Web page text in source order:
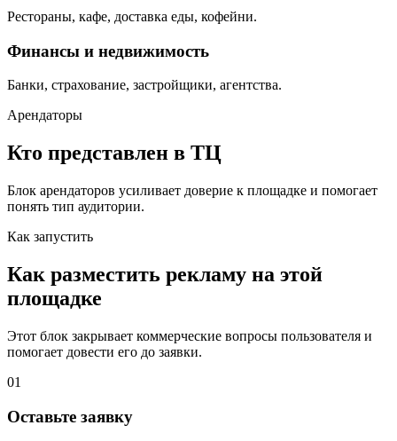
Рестораны, кафе, доставка еды, кофейни.
Финансы и недвижимость
Банки, страхование, застройщики, агентства.
Арендаторы
Кто представлен в ТЦ
Блок арендаторов усиливает доверие к площадке и помогает
понять тип аудитории.
Как запустить
Как разместить рекламу на этой
площадке
Этот блок закрывает коммерческие вопросы пользователя и
помогает довести его до заявки.
01
Оставьте заявку